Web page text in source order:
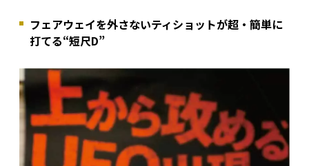
フェアウェイを外さないティショットが超・簡単に
打てる“短尺D”